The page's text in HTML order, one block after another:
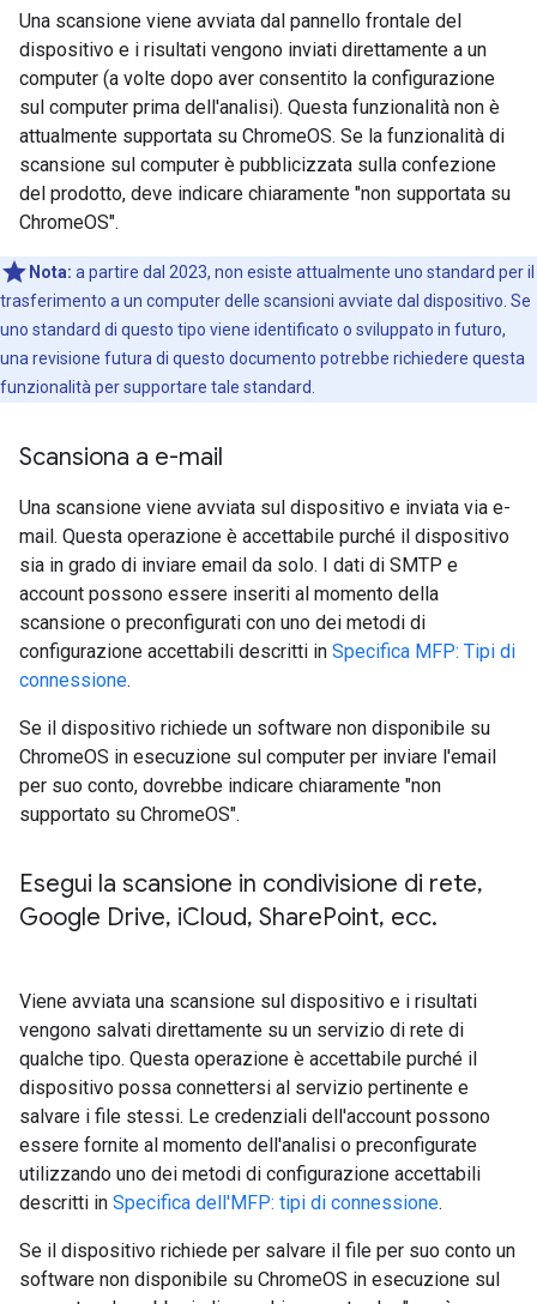
Una scansione viene avviata dal pannello frontale del
dispositivo e i risultati vengono inviati direttamente a un
computer (a volte dopo aver consentito la configurazione
sul computer prima dell'analisi). Questa funzionalità non è
attualmente supportata su ChromeOS. Se la funzionalità di
scansione sul computer è pubblicizzata sulla confezione
del prodotto, deve indicare chiaramente "non supportata su
ChromeOS".
Nota: a partire dal 2023, non esiste attualmente uno standard per il
trasferimento a un computer delle scansioni avviate dal dispositivo. Se
uno standard di questo tipo viene identificato o sviluppato in futuro,
una revisione futura di questo documento potrebbe richiedere questa
funzionalità per supportare tale standard.
Scansiona a e-mail
Una scansione viene avviata sul dispositivo e inviata via e-
mail. Questa operazione è accettabile purché il dispositivo
sia in grado di inviare email da solo. I dati di SMTP e
account possono essere inseriti al momento della
scansione o preconfigurati con uno dei metodi di
configurazione accettabili descritti in Specifica MFP: Tipi di
connessione.
Se il dispositivo richiede un software non disponibile su
ChromeOS in esecuzione sul computer per inviare l'email
per suo conto, dovrebbe indicare chiaramente "non
supportato su ChromeOS".
Esegui la scansione in condivisione di rete,
Google Drive, iCloud, SharePoint, ecc.
Viene avviata una scansione sul dispositivo e i risultati
vengono salvati direttamente su un servizio di rete di
qualche tipo. Questa operazione è accettabile purché il
dispositivo possa connettersi al servizio pertinente e
salvare i file stessi. Le credenziali dell'account possono
essere fornite al momento dell'analisi o preconfigurate
utilizzando uno dei metodi di configurazione accettabili
descritti in Specifica dell'MFP: tipi di connessione.
Se il dispositivo richiede per salvare il file per suo conto un
software non disponibile su ChromeOS in esecuzione sul